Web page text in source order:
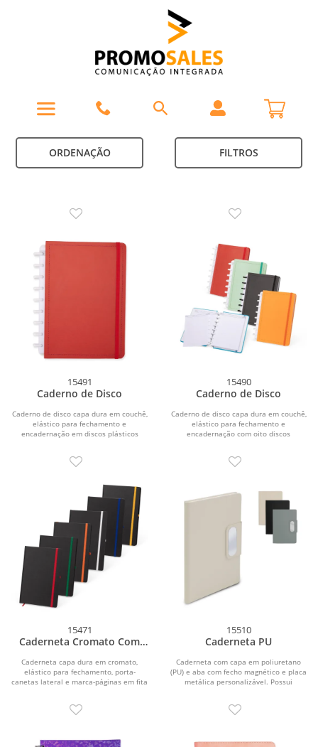
ORDENAÇÃO FILTROS
15491
Caderno de Disco
Caderno de disco capa dura em couchê,
elástico para fechamento e
encadernação em discos plásticos
15490
Caderno de Disco
Caderno de disco capa dura em couchê,
elástico para fechamento e
encadernação com oito discos
15471
Caderneta Cromato Com
Caderneta capa dura em cromato,
elástico para fechamento, porta-
canetas lateral e marca-páginas em fita
15510
Caderneta PU
Caderneta com capa em poliuretano
(PU) e aba com fecho magnético e placa
metálica personalizável. Possui